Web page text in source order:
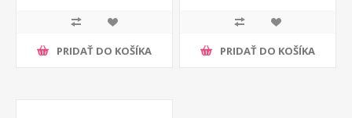
PRIDAŤ DO KOŠÍKA PRIDAŤ DO KOŠÍKA